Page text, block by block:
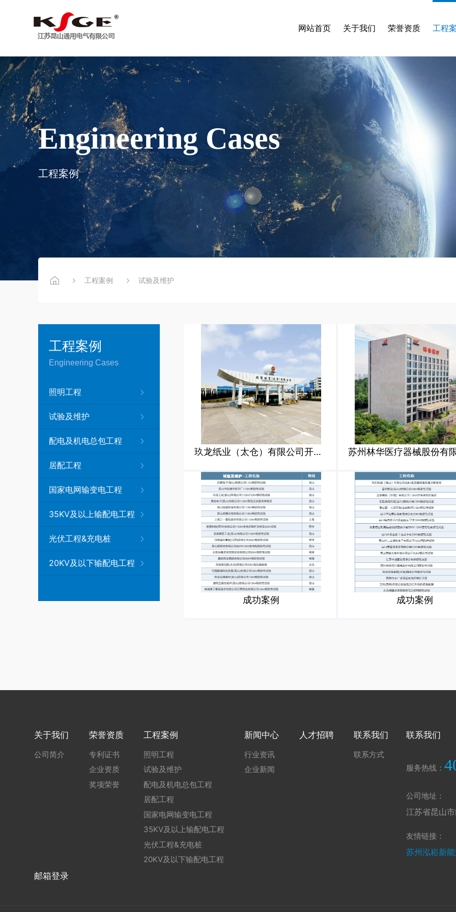
网站首页 关于我们 荣誉资质 工程
Engineering Cases
工程案例
工程案例 试验及维护
工程案例
Engineering Cases
照明工程
试验及维护
配电及机电总包工程
居配工程
国家电网输变电工程
35KV及以上输配电工程
光伏工程&充电桩
20KV及以下输配电工程
玖龙纸业（太仓）有限公司开关电气预防性试验
成功案例 成功案例
关于我们
公司简介
荣誉资质
专利证书
企业资质
奖项荣誉
工程案例
照明工程
试验及维护
配电及机电总包工程
居配工程
国家电网输变电工程
35KV及以上输配电工程
光伏工程&充电桩
20KV及以下输配电工程
新闻中心
行业资讯
企业新闻
人才招聘 联系我们
联系方式
邮箱登录
联系我们
服务热线：
公司地址：
江苏省昆山
友情链接：
苏州泓崧新